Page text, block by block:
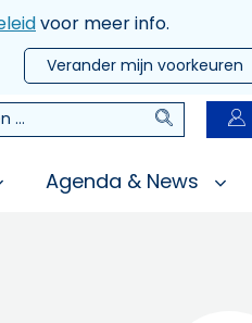
voor meer info.
Verander mijn voorkeuren
Zoeken
Agenda & News